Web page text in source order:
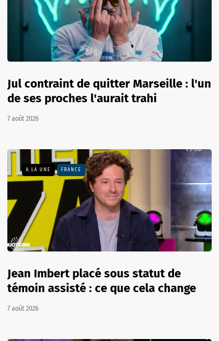
Jul contraint de quitter Marseille : l'un
de ses proches l'aurait trahi
7 août 2026
A LA UNE FRANCE
Jean Imbert placé sous statut de
témoin assisté : ce que cela change
7 août 2026